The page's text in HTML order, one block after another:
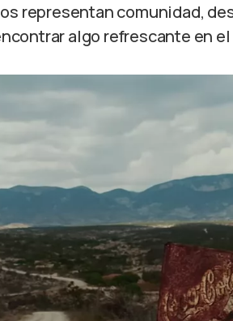
representan comunidad,
algo refrescante en